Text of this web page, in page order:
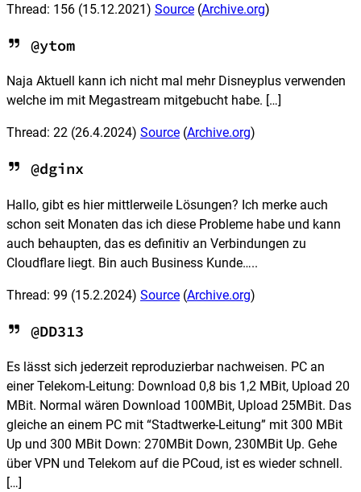
Thread: 156 (15.12.2021) Source (Archive.org)
@ytom
Naja Aktuell kann ich nicht mal mehr Disneyplus verwenden
welche im mit Megastream mitgebucht habe. […]
Thread: 22 (26.4.2024) Source (Archive.org)
@dginx
Hallo, gibt es hier mittlerweile Lösungen? Ich merke auch
schon seit Monaten das ich diese Probleme habe und kann
auch behaupten, das es definitiv an Verbindungen zu
Cloudflare liegt. Bin auch Business Kunde…..
Thread: 99 (15.2.2024) Source (Archive.org)
@DD313
Es lässt sich jederzeit reproduzierbar nachweisen. PC an
einer Telekom-Leitung: Download 0,8 bis 1,2 MBit, Upload 20
MBit. Normal wären Download 100MBit, Upload 25MBit. Das
gleiche an einem PC mit “Stadtwerke-Leitung” mit 300 MBit
Up und 300 MBit Down: 270MBit Down, 230MBit Up. Gehe
über VPN und Telekom auf die PCoud, ist es wieder schnell.
[…]